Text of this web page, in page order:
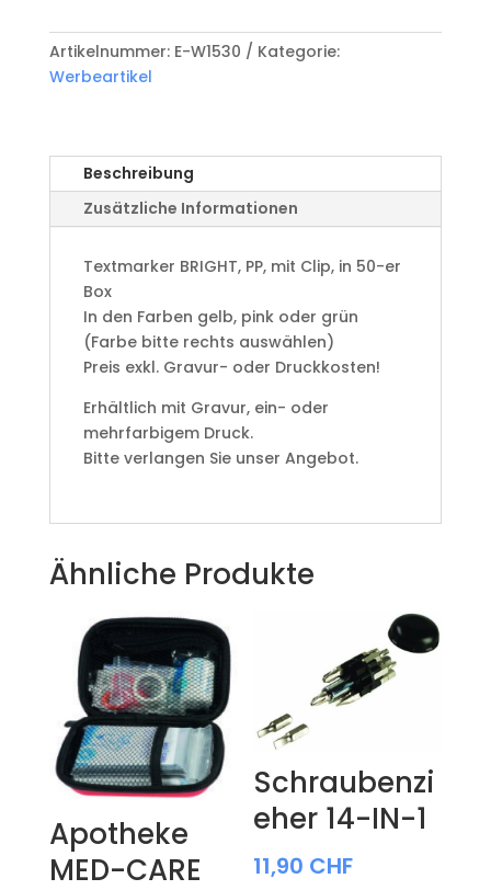
Artikelnummer: E-W1530
Kategorie:
Werbeartikel
Beschreibung
Zusätzliche Informationen
Textmarker BRIGHT, PP, mit Clip, in 50-er
Box
In den Farben gelb, pink oder grün
(Farbe bitte rechts auswählen)
Preis exkl. Gravur- oder Druckkosten!
Erhältlich mit Gravur, ein- oder
mehrfarbigem Druck.
Bitte verlangen Sie unser Angebot.
Ähnliche Produkte
Apotheke
MED-CARE
Schraubenzi
eher 14-IN-1
11,90 CHF